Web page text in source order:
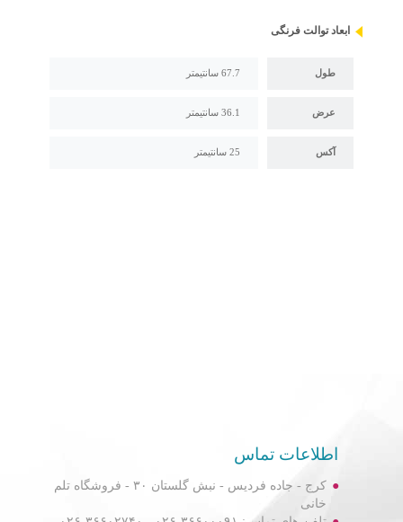
ابعاد توالت فرنگی
طول 67.7 سانتیمتر
عرض 36.1 سانتیمتر
آکس 25 سانتیمتر
اطلاعات تماس
کرج - جاده فردیس - نبش گلستان ۳۰ - فروشگاه تلم
خانی